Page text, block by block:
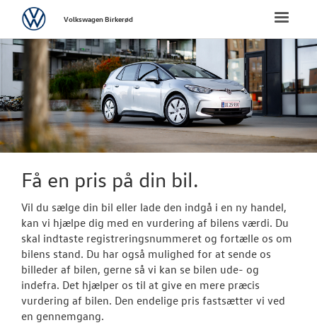
FORSIDE
NYE
BRUGTE BILER
SKADECENTER
Toggle
VolkswagenVolkswagen Birkerød
Få en pris på din bil.
Vil du sælge din bil eller lade den indgå i en ny handel,
kan vi hjælpe dig med en vurdering af bilens værdi. Du
skal indtaste registreringsnummeret og fortælle os om
bilens stand. Du har også mulighed for at sende os
billeder af bilen, gerne så vi kan se bilen ude- og
indefra. Det hjælper os til at give en mere præcis
vurdering af bilen. Den endelige pris fastsætter vi ved
en gennemgang.